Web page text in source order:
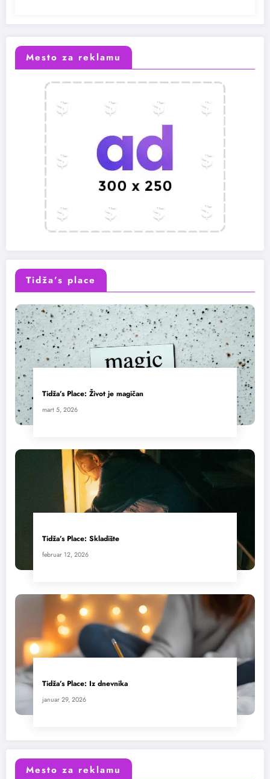
Mesto za reklamu
Tidža’s place
Tidža’s Place: Život je magičan
mart 5, 2026
Tidža’s Place: Skladište
februar 12, 2026
Tidža’s Place: Iz dnevnika
januar 29, 2026
Mesto za reklamu